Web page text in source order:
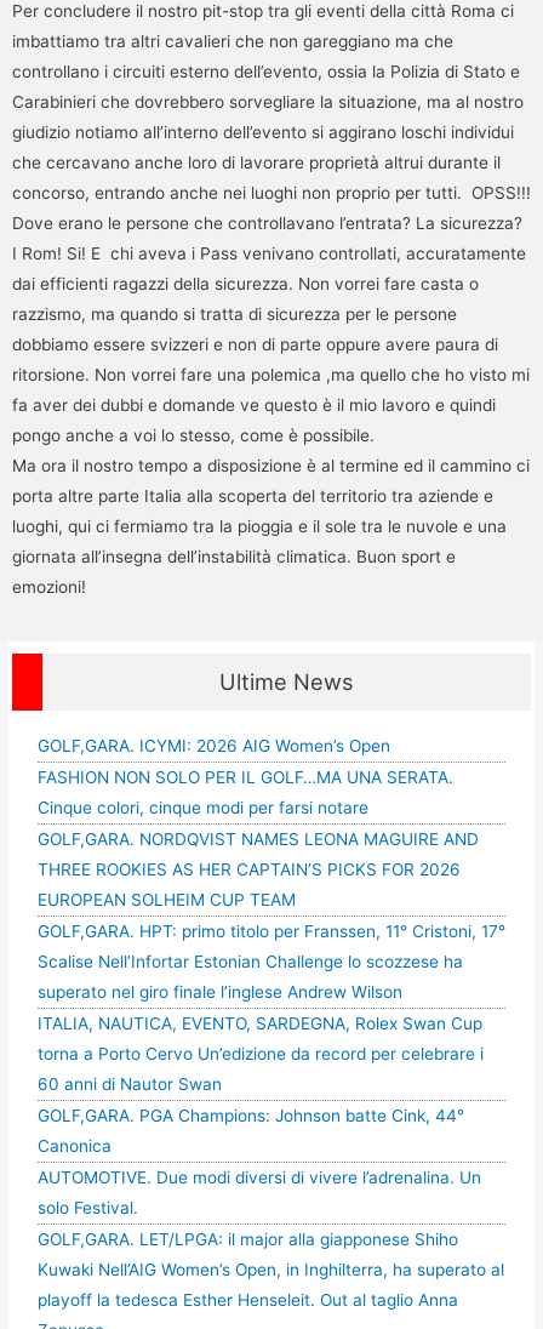
Per concludere il nostro pit-stop tra gli eventi della città Roma ci
imbattiamo tra altri cavalieri che non gareggiano ma che
controllano i circuiti esterno dell’evento, ossia la Polizia di Stato e
Carabinieri che dovrebbero sorvegliare la situazione, ma al nostro
giudizio notiamo all’interno dell’evento si aggirano loschi individui
che cercavano anche loro di lavorare proprietà altrui durante il
concorso, entrando anche nei luoghi non proprio per tutti. OPSS!!!
Dove erano le persone che controllavano l’entrata? La sicurezza?
I Rom! Si! E chi aveva i Pass venivano controllati, accuratamente
dai efficienti ragazzi della sicurezza. Non vorrei fare casta o
razzismo, ma quando si tratta di sicurezza per le persone
dobbiamo essere svizzeri e non di parte oppure avere paura di
ritorsione. Non vorrei fare una polemica ,ma quello che ho visto mi
fa aver dei dubbi e domande ve questo è il mio lavoro e quindi
pongo anche a voi lo stesso, come è possibile.
Ma ora il nostro tempo a disposizione è al termine ed il cammino ci
porta altre parte Italia alla scoperta del territorio tra aziende e
luoghi, qui ci fermiamo tra la pioggia e il sole tra le nuvole e una
giornata all’insegna dell’instabilità climatica. Buon sport e
emozioni!
Ultime News
GOLF,GARA. ICYMI: 2026 AIG Women’s Open
FASHION NON SOLO PER IL GOLF…MA UNA SERATA.
Cinque colori, cinque modi per farsi notare
GOLF,GARA. NORDQVIST NAMES LEONA MAGUIRE AND
THREE ROOKIES AS HER CAPTAIN’S PICKS FOR 2026
EUROPEAN SOLHEIM CUP TEAM
GOLF,GARA. HPT: primo titolo per Franssen, 11° Cristoni, 17°
Scalise Nell’Infortar Estonian Challenge lo scozzese ha
superato nel giro finale l’inglese Andrew Wilson
ITALIA, NAUTICA, EVENTO, SARDEGNA, Rolex Swan Cup
torna a Porto Cervo Un’edizione da record per celebrare i
60 anni di Nautor Swan
GOLF,GARA. PGA Champions: Johnson batte Cink, 44°
Canonica
AUTOMOTIVE. Due modi diversi di vivere l’adrenalina. Un
solo Festival.
GOLF,GARA. LET/LPGA: il major alla giapponese Shiho
Kuwaki Nell’AIG Women’s Open, in Inghilterra, ha superato al
playoff la tedesca Esther Henseleit. Out al taglio Anna